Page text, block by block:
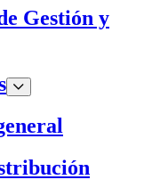
Gestión y